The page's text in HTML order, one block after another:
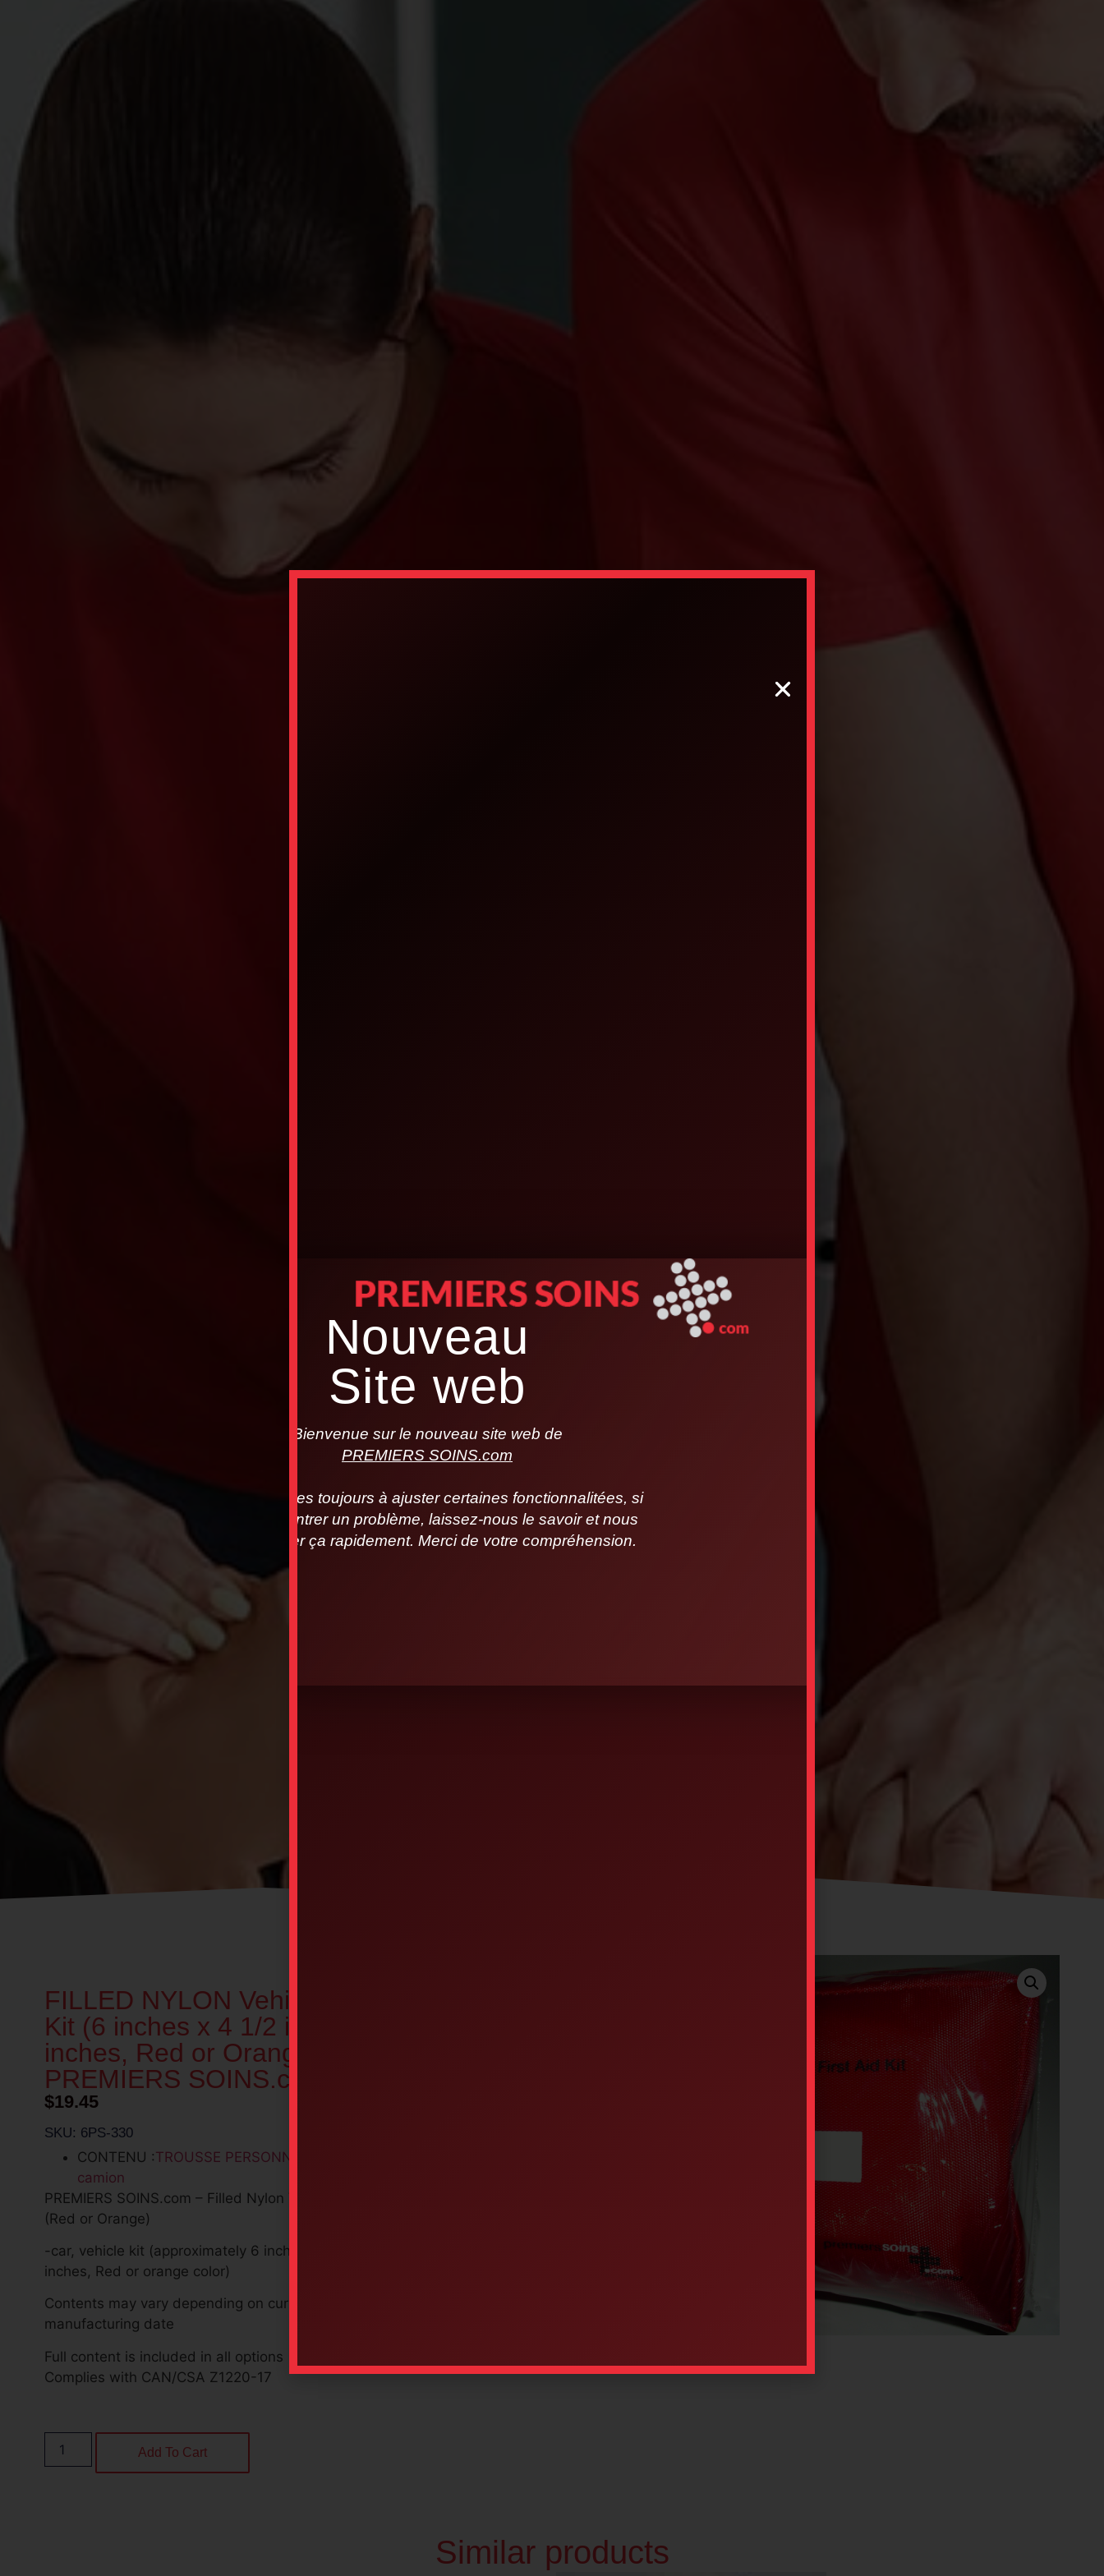
FILLED NYLON Vehicle First Aid
Kit (6 inches x 4 1/2 inches x 3 1/2
inches, Red or Orange) –
PREMIERS SOINS.com
$19.45
SKU: 6PS-330
CONTENU :TROUSSE PERSONNELLE – véhicule –
camion
PREMIERS SOINS.com – Filled Nylon Vehicle First Aid Kit
(Red or Orange)
-car, vehicle kit (approximately 6 inches x 4 1/2 inches x 3 1/2
inches, Red or orange color)
Contents may vary depending on current regulations and
manufacturing date
Full content is included in all options
Complies with CAN/CSA Z1220-17
Add To Cart
Similar products
Nouveau
Site web
Bienvenue sur le nouveau site web de
PREMIERS SOINS.com
Nous sommes toujours à ajuster certaines fonctionnalitées, si
vous rencontrer un problème, laissez-nous le savoir et nous
allons régler ça rapidement. Merci de votre compréhension.